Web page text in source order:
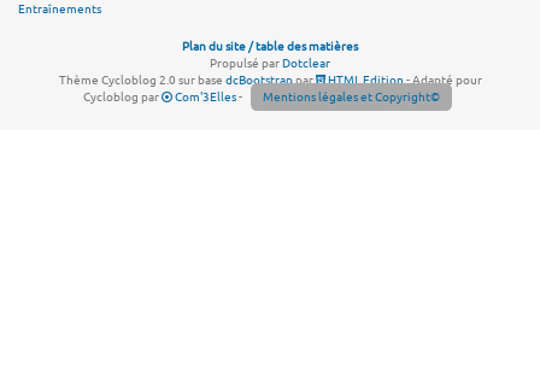
Entraînements
Plan du site / table des matières
Propulsé parDotclear
Thème Cycloblog 2.0 sur base dcBootstrappar HTML Edition- Adapté pour
Cycloblog par
Com'3Elles- Mentions légales et Copyright©